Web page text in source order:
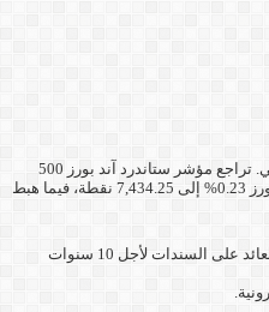
تباين أداء الأسهم الأمريكية خلال جلسة الخميس وسط ضغوط ناتجة عن ارتفاع أسعار النفط وصعود عوائد السندات، مقابل دعم من نتائج قوية لشركة إنفيديا واستمرار التفاؤل حول قطاع التكنولوجيا والذكاء الاصطناعي. تراجع مؤشر ستاندرد آند بورز 500
0.10% إلى 50,044 نقطة، وتراجع ستاندرد آند بورز 0.23% إلى 7,434.25 نقطة، فيما هبط
بعد صعود خام برنت بنسبة 3% إلى نحو 108 دولارات، وخام غرب تكساس بنسبة 3% إلى 102 دولار، ما زاد من مخاوف التضخم ورفع عوائد السندات الأمريكية، حيث سجل العائد على السندات لأجل 10 سنوات